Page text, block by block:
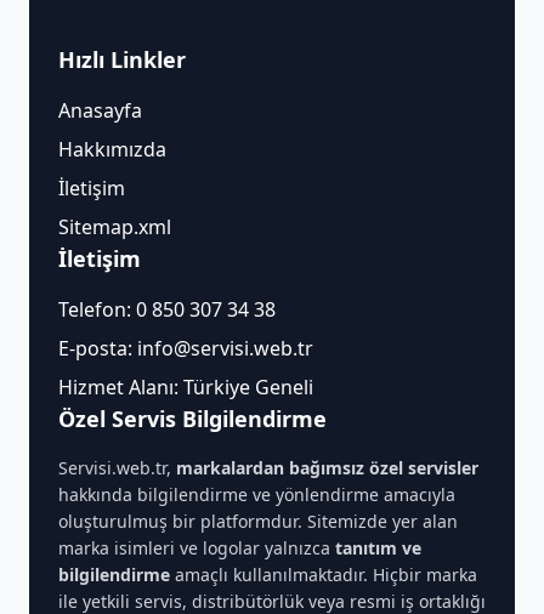
Hızlı Linkler
Anasayfa
Hakkımızda
İletişim
Sitemap.xml
İletişim
Telefon: 0 850 307 34 38
E-posta: info@servisi.web.tr
Hizmet Alanı: Türkiye Geneli
Özel Servis Bilgilendirme
Servisi.web.tr, markalardan bağımsız özel servisler
hakkında bilgilendirme ve yönlendirme amacıyla
oluşturulmuş bir platformdur. Sitemizde yer alan
marka isimleri ve logolar yalnızca tanıtım ve
bilgilendirme amaçlı kullanılmaktadır. Hiçbir marka
ile yetkili servis, distribütörlük veya resmi iş ortaklığı